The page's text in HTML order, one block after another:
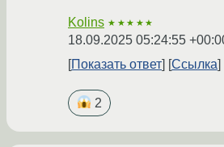
Kolins ★★★★★
18.09.2025 05:24:55
Показать ответ
Ссылка
2